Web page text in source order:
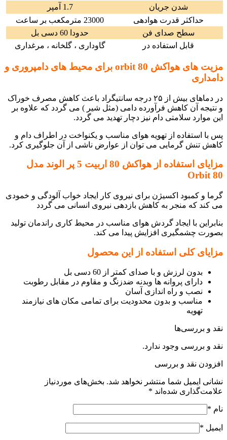
شدن جریان
1.7 آمپر
حداکثر قدرت هوادهی
23000 مترمکعب بر ساعت
سطح صدای فن
حدودا 60 دسی بل
قابل استفاده در
گاوداری ، گلخانه ، مرغداری
مزیت های هواکش 80 orbit برای محیط های دامپروری و
دامداری
در دماهای بیش از ۲۵ درجه سانتیگراد باعث کاهش مصرف خوراک
و نتیجه آن کاهش فرآورده دامی (مثل شیر ) می گردد که علاوه بر
این موارد سلامتی دام نیز دچار تهدید می گردد.
پس با استفاده از تهویه هوای مناسب و یکنواخت در اطراف دام و
کاهش تنش گرمایی می توان از عوارض ناشی از آن جلوگیری کرد.
مزایای استفاده از
هواکش 80 اربیت 5 پر الوند مدل
Orbit 80
گرما و کمبود اکسیژن برای نیروی کار ایجاد خواب آلودگی و خمودی
می کند که منجر به کاهش بازدهی نیروی انسانی می گردد
بنابراین با ایجاد گردش هوای مناسب در محیط کاری راندمان تولید
بصورت چشمگیری افزایش پیدا می کند.
مزایای کلی استفاده از این محصول
بدون لرزش و با صدای کمتر از 60 دسی بل
دارای پروانه ها وبدنه ضدزنگ و مقاوم در مقابل رطوبت
نصب و راه اندازی آسان
مناسب و بدون محدودیت برای تمامی مکان های نیازمند
تهویه
نقد و بررسی‌ها
نقد و بررسی وجود ندارد.
افزودن نقد و بررسی
نشانی ایمیل شما منتشر نخواهد شد. بخش‌های موردنیاز
علامت‌گذاری شده‌اند *
نام *
ایمیل *